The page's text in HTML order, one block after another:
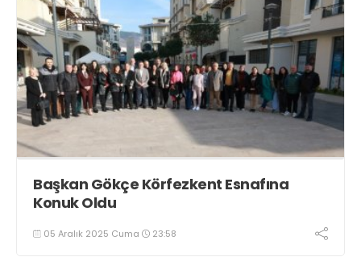
Başkan Gökçe Körfezkent Esnafına
Konuk Oldu
05 Aralık 2025 Cuma 23:58